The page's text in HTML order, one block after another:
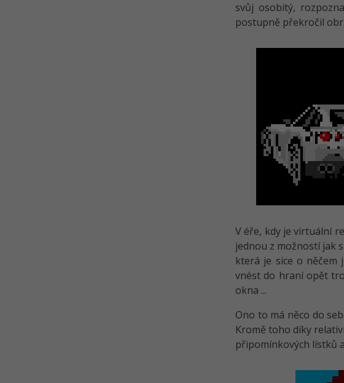
svůj osobitý,
postupně překročil
V éře, kdy je virtuální
jednou z možností jak
která je sice o něčem
vnést do hraní opět
okna ...
Ono to má něco do
Kromě toho díky
připomínkových lístků